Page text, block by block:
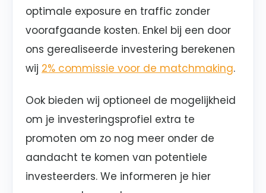
optimale exposure en traffic zonder
voorafgaande kosten. Enkel bij een door
ons gerealiseerde investering berekenen
wij 2% commissie voor de matchmaking.
Ook bieden wij optioneel de mogelijkheid
om je investeringsprofiel extra te
promoten om zo nog meer onder de
aandacht te komen van potentiele
investeerders. We informeren je hier